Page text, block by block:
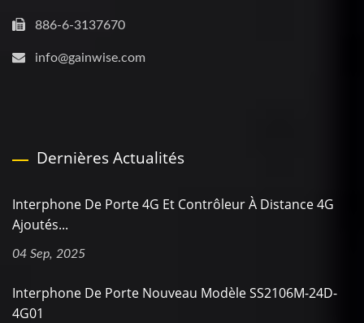
886-6-3137670
info@gainwise.com
Dernières Actualités
Interphone De Porte 4G Et Contrôleur À Distance 4G
Ajoutés...
04 Sep, 2025
Interphone De Porte Nouveau Modèle SS2106M-24D-
4G01